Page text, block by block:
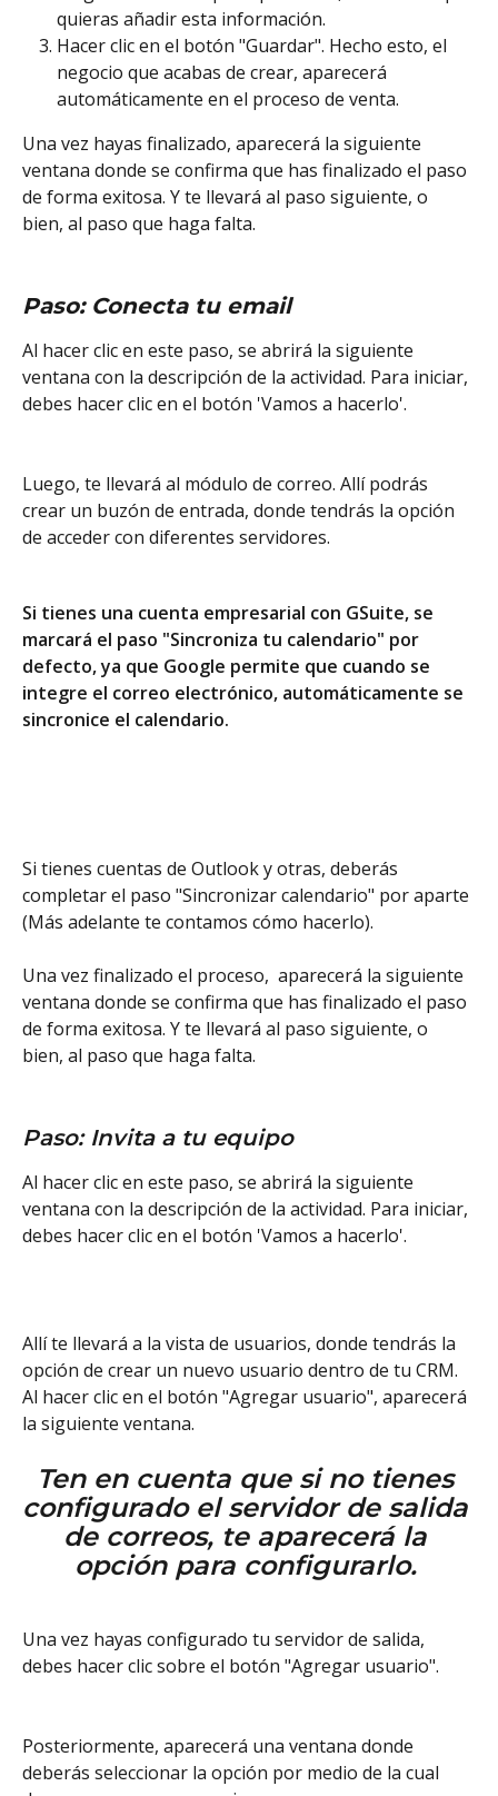
quieras añadir esta información.
Hacer clic en el botón "Guardar". Hecho esto, el
negocio que acabas de crear, aparecerá
automáticamente en el proceso de venta.
Una vez hayas finalizado, aparecerá la siguiente
ventana donde se confirma que has finalizado el paso
de forma exitosa. Y te llevará al paso siguiente, o
bien, al paso que haga falta.
Paso: Conecta tu email
Al hacer clic en este paso, se abrirá la siguiente
ventana con la descripción de la actividad. Para iniciar,
debes hacer clic en el botón 'Vamos a hacerlo'.
Luego, te llevará al módulo de correo. Allí podrás
crear un buzón de entrada, donde tendrás la opción
de acceder con diferentes servidores.
Si tienes una cuenta empresarial con GSuite, se
marcará el paso "Sincroniza tu calendario" por
defecto, ya que Google permite que cuando se
integre el correo electrónico, automáticamente se
sincronice el calendario.
Si tienes cuentas de Outlook y otras, deberás
completar el paso "Sincronizar calendario" por aparte
(Más adelante te contamos cómo hacerlo).
Una vez finalizado el proceso,  aparecerá la siguiente
ventana donde se confirma que has finalizado el paso
de forma exitosa. Y te llevará al paso siguiente, o
bien, al paso que haga falta.
Paso: Invita a tu equipo
Al hacer clic en este paso, se abrirá la siguiente
ventana con la descripción de la actividad. Para iniciar,
debes hacer clic en el botón 'Vamos a hacerlo'.
Allí te llevará a la vista de usuarios, donde tendrás la
opción de crear un nuevo usuario dentro de tu CRM.
Al hacer clic en el botón "Agregar usuario", aparecerá
la siguiente ventana.
Ten en cuenta que si no tienes
configurado el servidor de salida
de correos, te aparecerá la
opción para configurarlo.
Una vez hayas configurado tu servidor de salida,
debes hacer clic sobre el botón "Agregar usuario".
Posteriormente, aparecerá una ventana donde
deberás seleccionar la opción por medio de la cual